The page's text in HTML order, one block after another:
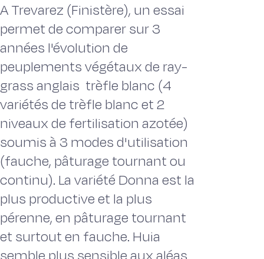
A Trevarez (Finistère), un essai
permet de comparer sur 3
années l'évolution de
peuplements végétaux de ray-
grass anglais  trèfle blanc (4
variétés de trèfle blanc et 2
niveaux de fertilisation azotée)
soumis à 3 modes d'utilisation
(fauche, pâturage tournant ou
continu). La variété Donna est la
plus productive et la plus
pérenne, en pâturage tournant
et surtout en fauche. Huia